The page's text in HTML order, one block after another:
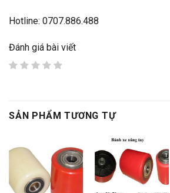
Hotline: 0707.886.488
Đánh giá bài viết
SẢN PHẨM TƯƠNG TỰ